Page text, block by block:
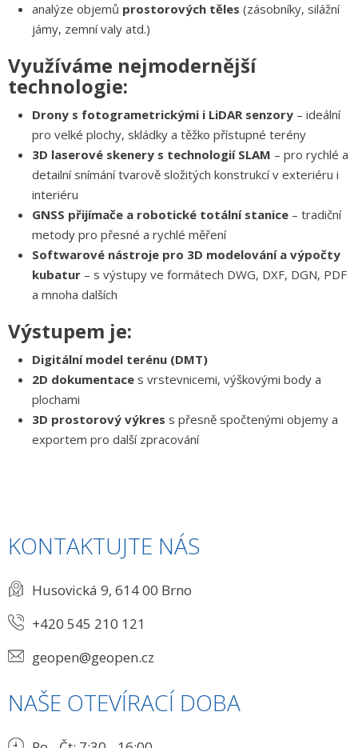
analýze objemů prostorových těles (zásobníky, silážní
jámy, zemní valy atd.)
Využíváme nejmodernější
technologie:
Drony s fotogrametrickými i LiDAR senzory – ideální
pro velké plochy, skládky a těžko přístupné terény
3D laserové skenery s technologií SLAM – pro rychlé a
detailní snímání tvarově složitých konstrukcí v exteriéru i
interiéru
GNSS přijímače a robotické totální stanice – tradiční
metody pro přesné a rychlé měření
Softwarové nástroje pro 3D modelování a výpočty
kubatur – s výstupy ve formátech DWG, DXF, DGN, PDF
a mnoha dalších
Výstupem je:
Digitální model terénu (DMT)
2D dokumentace s vrstevnicemi, výškovými body a
plochami
3D prostorový výkres s přesně spočtenými objemy a
exportem pro další zpracování
KONTAKTUJTE NÁS
Husovická 9, 614 00 Brno
+420 545 210 121
geopen@geopen.cz
NAŠE OTEVÍRACÍ DOBA